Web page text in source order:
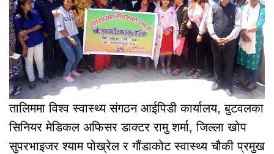
तालिममा विश्व स्वास्थ्य संगठन आईपिडी कार्यालय, बुटवलका
सिनियर मेडिकल अफिसर डाक्टर रामु शर्मा, जिल्ला खोप
सुपरभाइजर श्याम पोख्रेल र गौंडाकोट स्वास्थ्य चौकी प्रमुख